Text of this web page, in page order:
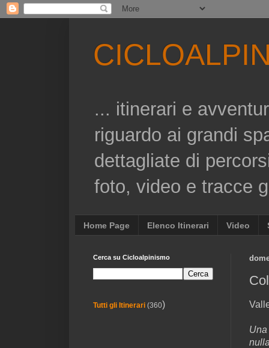
... itinerari e
riguardo ai grandi
dettagliate di
foto, video e tracce
Home Page Elenco Itinerari Video
Cerca su Cicloalpinismo
Tutti gli Itinerari (360)